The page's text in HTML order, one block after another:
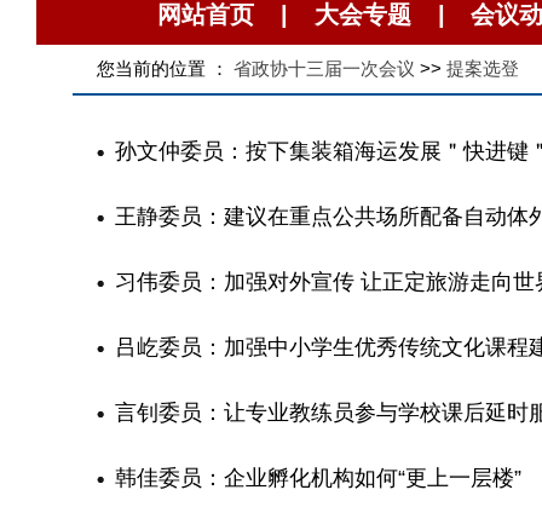
网站首页 大会专题 会议
您当前的位置 ： 省政协十三届一次会议 >> 提案选登
孙文仲委员：按下集装箱海运发展＂快进键
王静委员：建议在重点公共场所配备自动体
习伟委员：加强对外宣传 让正定旅游走向世
吕屹委员：加强中小学生优秀传统文化课程
言钊委员：让专业教练员参与学校课后延时
韩佳委员：企业孵化机构如何“更上一层楼”